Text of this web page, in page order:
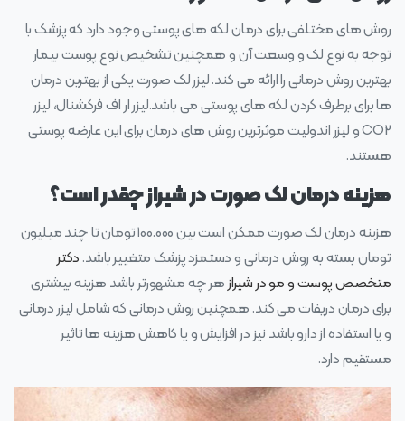
روش های مختلفی برای درمان لکه های پوستی وجود دارد که پزشک با
توجه به نوع لک و وسعت آن و همچنین تشخیص نوع پوست بیمار
بهترین روش درمانی را ارائه می کند. لیزر لک صورت یکی از بهترین درمان
ها برای برطرف کردن لکه های پوستی می باشد.لیزر ار اف فرکشنال، لیزر
CO2 و لیزر اندولیت موثرترین روش های درمان برای این عارضه پوستی
هستند.
هزینه درمان لک صورت در شیراز چقدر است؟
هزینه درمان لک صورت ممکن است بین ۱۰۰.۰۰۰ تومان تا چند میلیون
تومان بسته به روش درمانی و دستمزد پزشک متغییر باشد. دکتر
متخصص پوست و مو در شیرازهر چه مشهورتر باشد هزینه بیشتری
برای درمان دریفات می کند. همچنین روش درمانی که شامل لیزر درمانی
و یا استفاده از دارو باشد نیز در افزایش و یا کاهش هزینه ها تاثیر
مستقیم دارد.